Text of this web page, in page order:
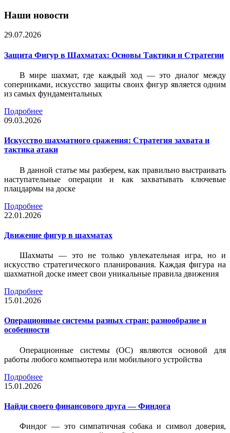
Наши новости
29.07.2026
Защита Фигур в Шахматах: Основы Тактики и Стратегии
В мире шахмат, где каждый ход — это диалог между
соперниками, искусство защиты своих фигур является одним
из самых фундаментальных
Подробнее
09.03.2026
Искусство шахматного сражения: Стратегия захвата и
тактика атаки
В данной статье мы разберем, как правильно выстраивать
наступательные операции и как захватывать ключевые
плацдармы на доске
Подробнее
22.01.2026
Движение фигур в шахматах
Шахматы — это не только увлекательная игра, но и
искусство стратегического планирования. Каждая фигура на
шахматной доске имеет свои уникальные правила движения
Подробнее
15.01.2026
Операционные системы разных стран: разнообразие и
особенности
Операционные системы (ОС) являются основой для
работы любого компьютера или мобильного устройства
Подробнее
15.01.2026
Найди своего финансового друга — Финдога
Финдог — это симпатичная собака и символ доверия,